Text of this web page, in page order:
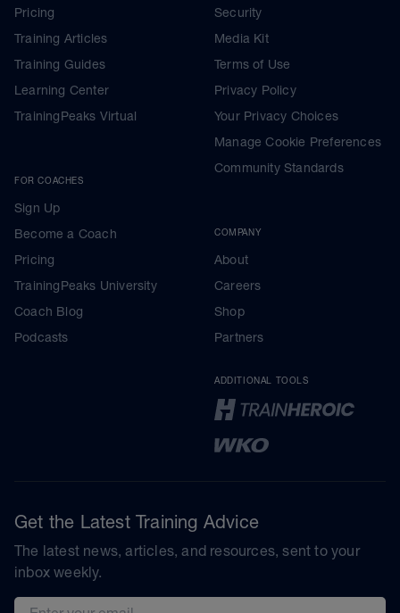
Pricing
Training Articles
Training Guides
Learning Center
TrainingPeaks Virtual
FOR COACHES
Sign Up
Become a Coach
Pricing
TrainingPeaks University
Coach Blog
Podcasts
Security
Media Kit
Terms of Use
Privacy Policy
Your Privacy Choices
Manage Cookie Preferences
Community Standards
COMPANY
About
Careers
Shop
Partners
ADDITIONAL TOOLS
Get the Latest Training Advice
The latest news, articles, and resources, sent to your
inbox weekly.
Email address